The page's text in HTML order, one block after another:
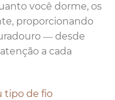
você dorme, os
proporcionando
— desde
a cada
tipo de fio